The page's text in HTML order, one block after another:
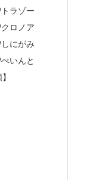
ラゾー
ロノア
にがみ
いんと